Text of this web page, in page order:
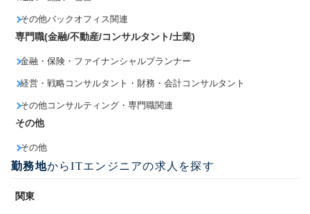
その他バックオフィス関連
専門職(金融/不動産/コンサルタント/士業)
金融・保険・ファイナンシャルプランナー
経営・戦略コンサルタント・財務・会計コンサルタント
その他コンサルティング・専門職関連
その他
その他
勤務地からITエンジニアの求人を探す
関東